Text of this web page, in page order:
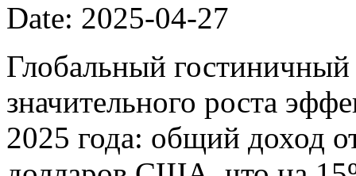
Date: 2025-04-27
Глобальный
значительного роста
2025 года: общий доход